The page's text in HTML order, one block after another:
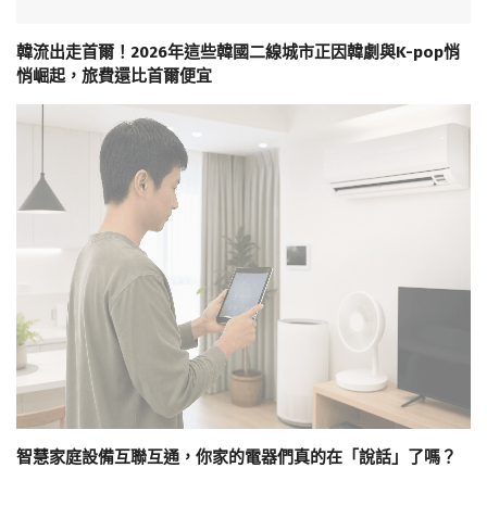
韓流出走首爾！2026年這些韓國二線城市正因韓劇與K-pop悄
悄崛起，旅費還比首爾便宜
智慧家庭設備互聯互通，你家的電器們真的在「說話」了嗎？